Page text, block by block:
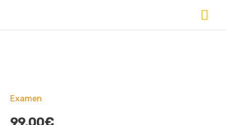
Examen
Permiso
B+E